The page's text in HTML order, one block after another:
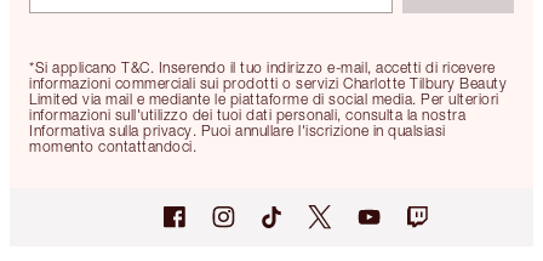
*Si applicano T&C. Inserendo il tuo indirizzo e-mail, accetti di ricevere
informazioni commerciali sui prodotti o servizi Charlotte Tilbury Beauty
Limited via mail e mediante le piattaforme di social media. Per ulteriori
informazioni sull'utilizzo dei tuoi dati personali, consulta la nostra
Informativa sulla privacy. Puoi annullare l'iscrizione in qualsiasi
momento contattandoci.